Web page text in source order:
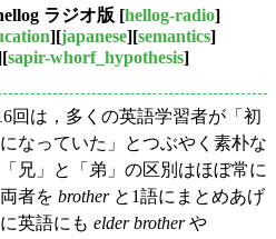
ラジオ版 [hellog-radio]
][japanese][semantics]
sapir-whorf_hypothesis]
回は，多くの英語学習者が「初
なっていた」とつぶやく素朴な
兄」と「弟」の区別はほぼ常に
者を brotherと1語にまとめあげ
英語にも elder brotherや